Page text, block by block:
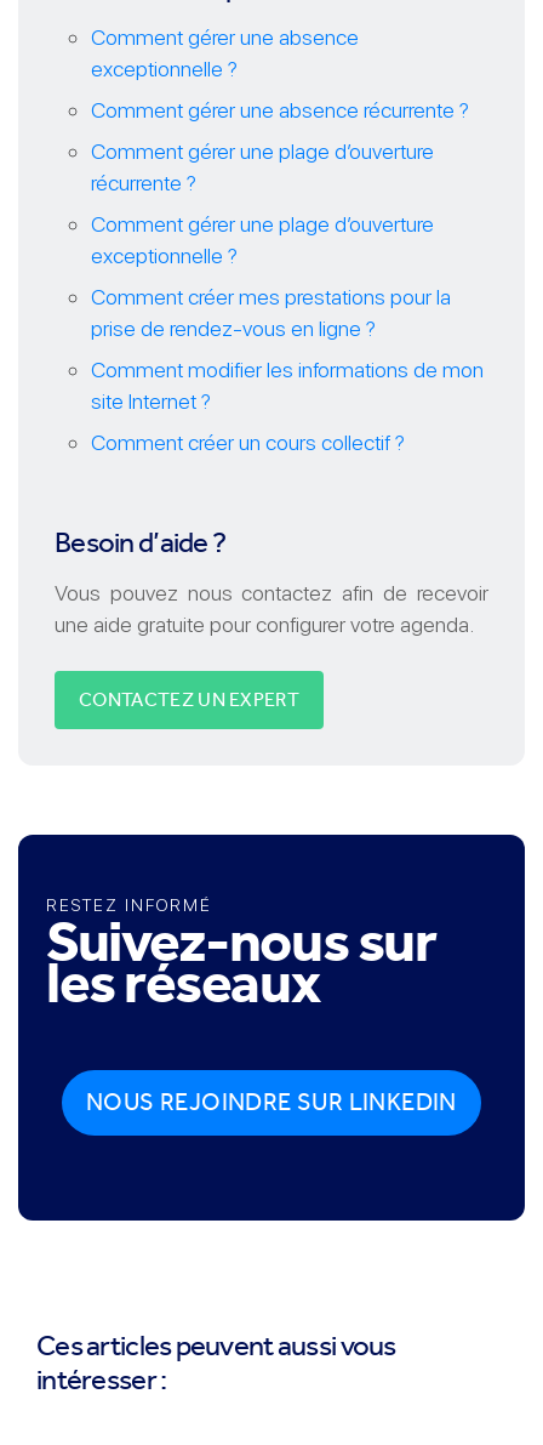
Comment gérer une absence
exceptionnelle ?
Comment gérer une absence récurrente ?
Comment gérer une plage d’ouverture
récurrente ?
Comment gérer une plage d’ouverture
exceptionnelle ?
Comment créer mes prestations pour la
prise de rendez-vous en ligne ?
Comment modifier les informations de mon
site Internet ?
Comment créer un cours collectif ?
Besoin d’aide ?
Vous pouvez nous contactez afin de recevoir
une aide gratuite pour configurer votre agenda.
CONTACTEZ UN EXPERT
RESTEZ INFORMÉ
Suivez-nous sur
les réseaux
NOUS REJOINDRE SUR LINKEDIN
Ces articles peuvent aussi vous
intéresser :